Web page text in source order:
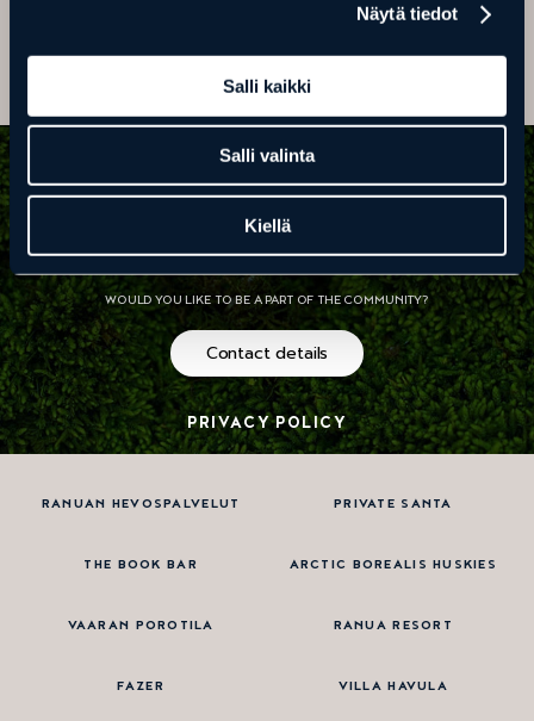
Näytä tiedot
Salli kaikki
Salli valinta
Kiellä
RANUA TOURIST OPERATOR!
WOULD YOU LIKE TO BE A PART OF THE COMMUNITY?
Contact details
PRIVACY POLICY
RANUAN HEVOSPALVELUT PRIVATE SANTA
THE BOOK BAR ARCTIC BOREALIS HUSKIES
VAARAN POROTILA RANUA RESORT
FAZER VILLA HAVULA